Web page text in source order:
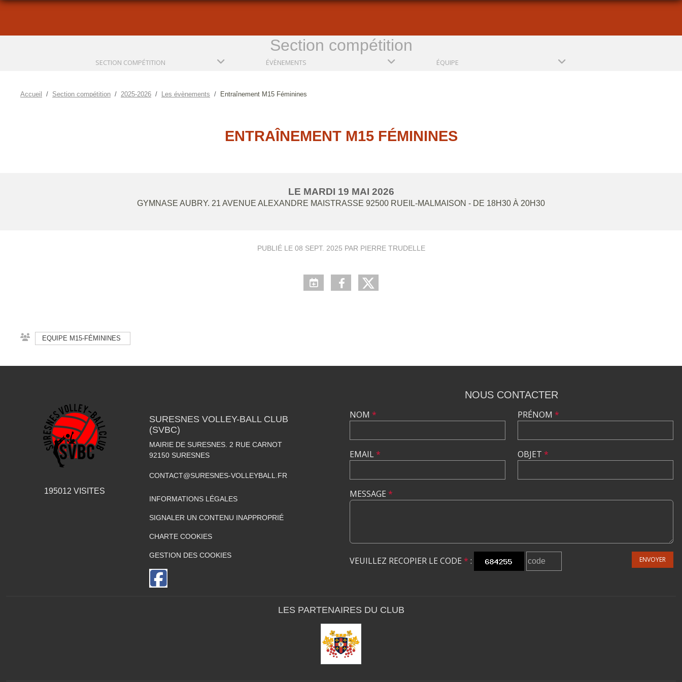
Section compétition
SECTION COMPÉTITION ÉVÈNEMENTS ÉQUIPE
Accueil Section compétition 2025-2026 Les évènements Entraînement M15 Féminines
ENTRAÎNEMENT M15 FÉMININES
LE MARDI 19 MAI 2026
GYMNASE AUBRY. 21 AVENUE ALEXANDRE MAISTRASSE 92500 RUEIL-MALMAISON - DE 18H30 À 20H30
PUBLIÉ LE 08 SEPT. 2025 PAR PIERRE TRUDELLE
EQUIPE M15-FÉMININES
195012 VISITES
SURESNES VOLLEY-BALL CLUB
(SVBC)
MAIRIE DE SURESNES. 2 RUE CARNOT
92150 SURESNES
CONTACT@SURESNES-VOLLEYBALL.FR
INFORMATIONS LÉGALES
SIGNALER UN CONTENU INAPPROPRIÉ
CHARTE COOKIES
GESTION DES COOKIES
NOUS CONTACTER
NOM *
EMAIL*
PRÉNOM *
OBJET *
MESSAGE *
VEUILLEZ RECOPIER LE CODE * : ENVOYER
LES PARTENAIRES DU CLUB